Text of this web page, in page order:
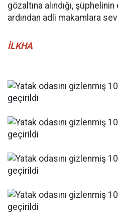
gözaltına alındığı,
ardından adli makamlara
İLKHA